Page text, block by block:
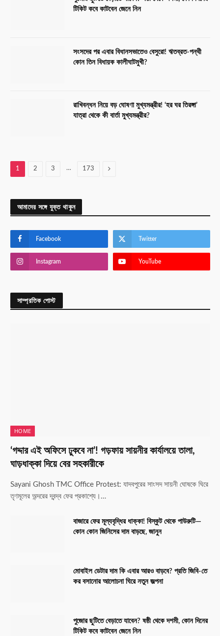
টিকিট কবে কাটবেন জেনে নিন
সংসদের পর এবার বিধানসভাতেও বেসুরো! ঋতব্রত-পন্থী
কোন তিন বিধায়ক কালীঘাটমুখী?
রাখিবন্ধন নিয়ে বড় ঘোষণা মুখ্যমন্ত্রীর! ‘হর ঘর তিরঙ্গা’
যাত্রা থেকে কী বার্তা মুখ্যমন্ত্রীর?
1 2 3 … 173 Next
আমাদের সঙ্গে যুক্ত থাকুন
Facebook Twitter
Instagram YouTube
সাম্প্রতিক পোস্ট
HOME
‘গদ্দার এই অফিসে ঢুকবে না’! গড়ফায় সায়নীর কার্যালয়ে তালা,
ঘাড়ধাক্কা দিয়ে বের সহকারীকে
Sayani Ghosh TMC Office Protest: যাদবপুরের সাংসদ সায়নী ঘোষকে ঘিরে
তৃণমূলের অন্দরের দ্বন্দ্ব ফের প্রকাশ্যে।…
বাজারে ফের মূল্যবৃদ্ধির ধাক্কা! বিস্কুট থেকে পাউরুটি—
কোন কোন জিনিসের দাম বাড়ছে, জানুন
মোবাইল ডেটার দাম কি এবার আরও বাড়বে? প্রতি জিবি-তে
কর বসানোর আলোচনা ঘিরে নতুন জল্পনা
পুজোর ছুটিতে বেড়াতে যাবেন? ষষ্ঠী থেকে দশমী, কোন দিনের
টিকিট কবে কাটবেন জেনে নিন